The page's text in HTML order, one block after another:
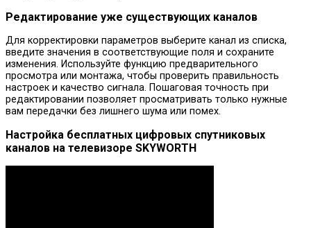
Редактирование уже существующих каналов
Для корректировки параметров выберите канал из списка,
введите значения в соответствующие поля и сохраните
изменения. Используйте функцию предварительного
просмотра или монтажа, чтобы проверить правильность
настроек и качество сигнала. Пошаговая точность при
редактировании позволяет просматривать только нужные
вам передачки без лишнего шума или помех.
Настройка бесплатных цифровых спутниковых
каналов на телевизоре SKYWORTH